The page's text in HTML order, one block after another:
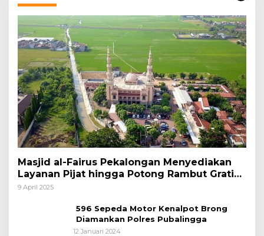
Masjid al-Fairus Pekalongan Menyediakan
Layanan Pijat hingga Potong Rambut Gratis
bagi Pemudik Lebaran 2025
9 April 2025
596 Sepeda Motor Kenalpot Brong
Diamankan Polres Pubalingga
12 Januari 2024